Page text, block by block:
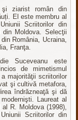
ziarist român din
El este membru al
Scriitorilor din
din Moldova. Selecţii
România, Ucraina,
Franţa.
Suceveanu este
de mimetismul
majorităţii scriitorilor
şi cultivă metafora,
îndrăzneaţă şi dă
Laureat al
R. Moldova (1998),
Scriitorilor din